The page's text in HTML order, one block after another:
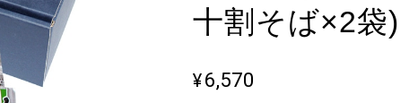
十割そば×2袋)
¥6,570